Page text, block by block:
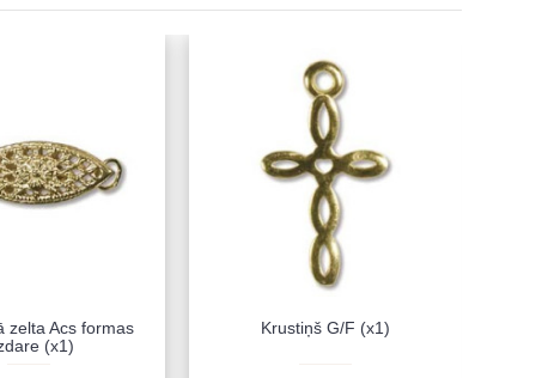
zelta Acs formas
(x1)
Krustiņš G/F (x1)